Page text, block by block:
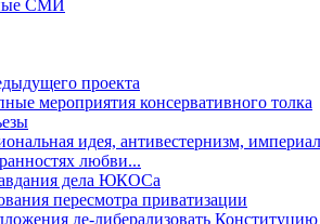
СМИ
проекта
мероприятия консервативного толка
идея, антивестернизм,
любви...
дела ЮКОСа
пересмотра приватизации
де-либерализовать